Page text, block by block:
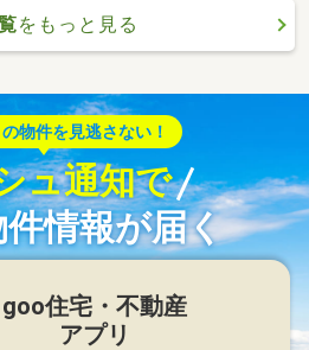
をもっと見る
物件を見逃さない！
ュ通知で
情報が届く
goo住宅・不動産
アプリ